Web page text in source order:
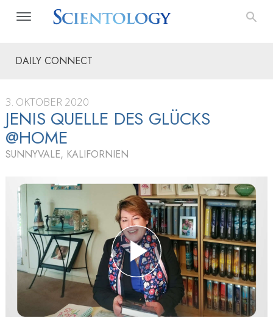
DAILY CONNECT
3. OKTOBER 2020
JENIS QUELLE DES GLÜCKS
@HOME
SUNNYVALE, KALIFORNIEN